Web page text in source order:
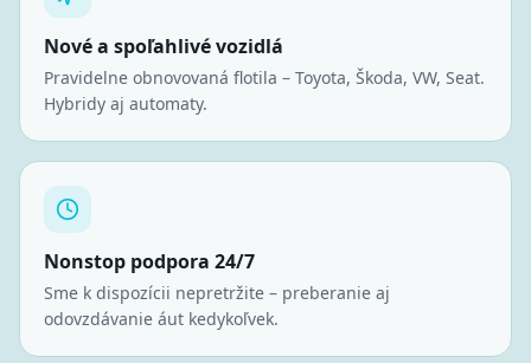
Nové a spoľahlivé vozidlá
Pravidelne obnovovaná flotila – Toyota, Škoda, VW, Seat.
Hybridy aj automaty.
Nonstop podpora 24/7
Sme k dispozícii nepretržite – preberanie aj
odovzdávanie áut kedykoľvek.